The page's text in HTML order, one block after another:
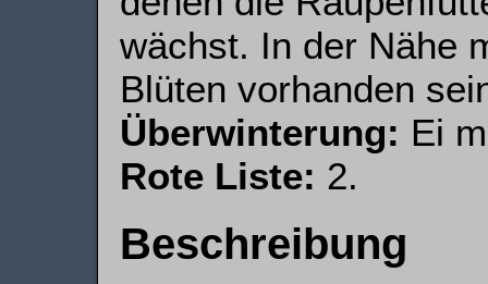
wächst. In der Nähe
Blüten vorhanden
Überwinterung: Ei
Rote Liste: 2.
Beschreibung